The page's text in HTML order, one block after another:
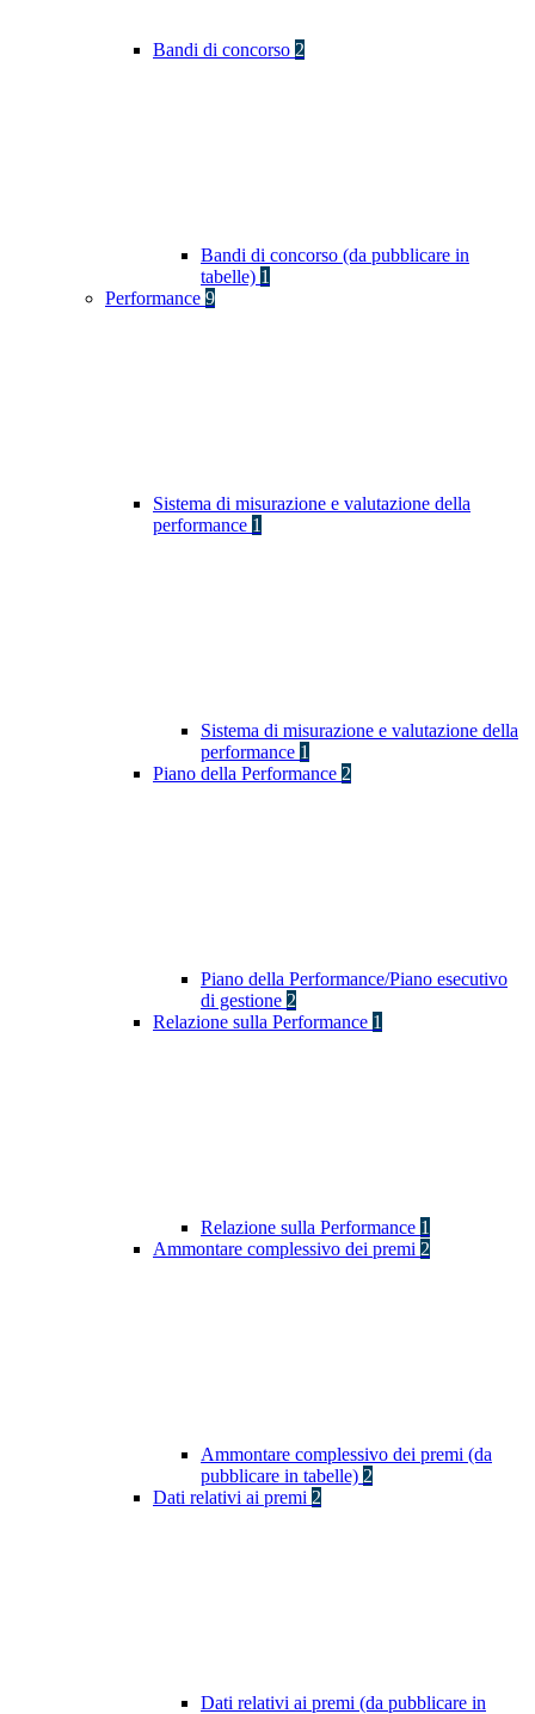
Bandi di concorso 2
Bandi di concorso (da pubblicare in
tabelle) 1
Performance 9
Sistema di misurazione e valutazione della
performance 1
Sistema di misurazione e valutazione della
performance 1
Piano della Performance 2
Piano della Performance/Piano esecutivo
di gestione 2
Relazione sulla Performance 1
Relazione sulla Performance 1
Ammontare complessivo dei premi 2
Ammontare complessivo dei premi (da
pubblicare in tabelle) 2
Dati relativi ai premi 2
Dati relativi ai premi (da pubblicare in